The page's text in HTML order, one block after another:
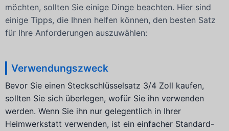
möchten, sollten Sie einige Dinge beachten. Hier sind
einige Tipps, die Ihnen helfen können, den besten Satz
für Ihre Anforderungen auszuwählen:
Verwendungszweck
Bevor Sie einen Steckschlüsselsatz 3/4 Zoll kaufen,
sollten Sie sich überlegen, wofür Sie ihn verwenden
werden. Wenn Sie ihn nur gelegentlich in Ihrer
Heimwerkstatt verwenden, ist ein einfacher Standard-